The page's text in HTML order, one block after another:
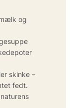
og
skinke –
fedt.